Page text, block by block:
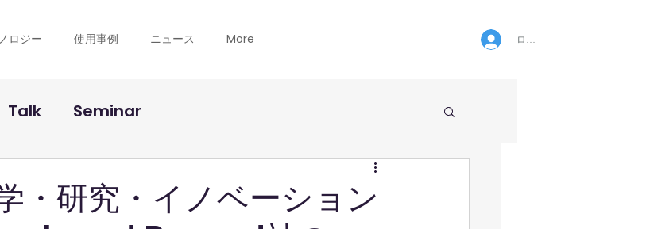
ロジー 使用事例 ニュース More ログイン
Talk Seminar
・研究・イノベーション